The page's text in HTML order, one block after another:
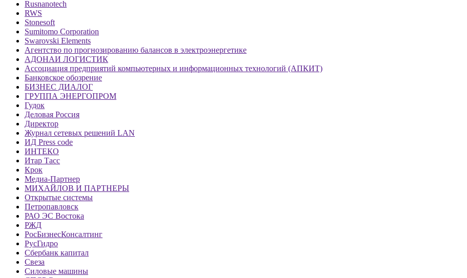
Rusnanotech
RWS
Stonesoft
Sumitomo Corporation
Swarovski Elements
Агентство по прогнозированию балансов в электроэнергетике
АДОНАИ ЛОГИСТИК
Ассоциация предприятий компьютерных и информационных технологий (АПКИТ)
Банковское обозрение
БИЗНЕС ДИАЛОГ
ГРУППА ЭНЕРГОПРОМ
Гудок
Деловая Россия
Директор
Журнал сетевых решений LAN
ИД Press code
ИНТЕКО
Итар Тасс
Крок
Медиа-Партнер
МИХАЙЛОВ И ПАРТНЕРЫ
Открытые системы
Петропавловск
РАО ЭС Востока
РЖД
РосБизнесКонсалтинг
РусГидро
Сбербанк капитал
Свеза
Силовые машины